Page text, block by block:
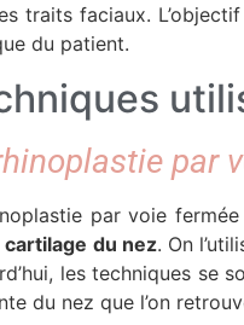
traits faciaux.
du patient.
par
par voie
cartilage du nez. On
les techniques se
du nez que l’on